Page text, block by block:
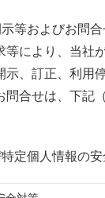
等およびお問
等により、当社
示、訂正、利用
問合せは、下記
定個人情報の